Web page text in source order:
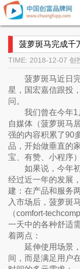
菠萝斑马完成千
TIME: 2018-12-07 创
菠萝斑马近日
星，国宏嘉信跟投
问。
我们曾在今年
自媒体（菠萝斑马
强的内容积累了90
品，开始做垂直的
宝、有赞、小程序）
如果说，今年
经过近一年的发展
建：在产品和服务
入市场后，菠萝斑
（comfort-
一天中的各种舒适
着两点：
延伸使用场景
间，而是满足用户